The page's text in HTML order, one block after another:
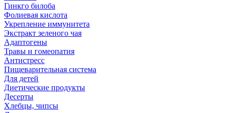
Гинкго билоба
Фолиевая кислота
Укрепление иммунитета
Экстракт зеленого чая
Адаптогены
Травы и гомеопатия
Антистресс
Пищеварительная система
Для детей
Диетические продукты
Десерты
Хлебцы, чипсы